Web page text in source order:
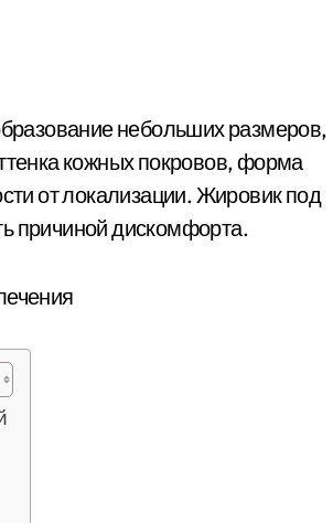
кожных покровов, форма
от локализации. Жировик под
причиной дискомфорта.